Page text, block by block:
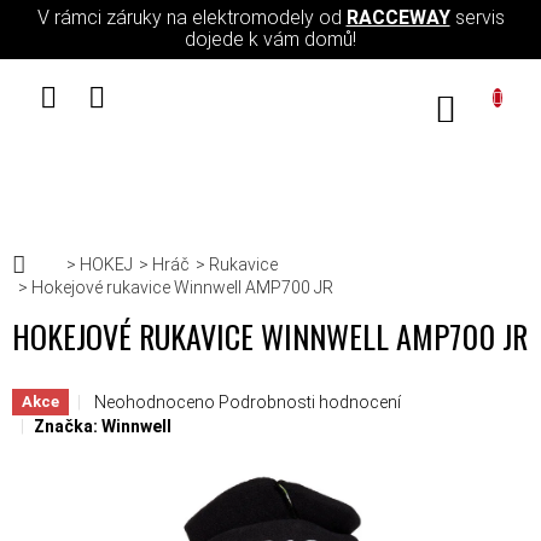
Přejít na obsah
V rámci záruky na elektromodely od RACCEWAYservis
dojede k vám domů!
Domů
HOKEJ Hráč
Rukavice
Hokejové rukavice Winnwell AMP700 JR
HOKEJOVÉ RUKAVICE WINNWELL AMP700 JR
Akce Průměrné hodnocení produktu je 0,0 z 5 hvězdiček.
Neohodnoceno Podrobnosti hodnocení
Značka: Winnwell